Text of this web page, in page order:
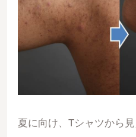
夏に向け、Tシャツから